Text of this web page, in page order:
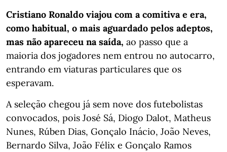
Cristiano Ronaldo viajou com a comitiva e era,
como habitual, o mais aguardado pelos adeptos,
mas não apareceu na saída, ao passo que a
maioria dos jogadores nem entrou no autocarro,
entrando em viaturas particulares que os
esperavam.
A seleção chegou já sem nove dos futebolistas
convocados, pois José Sá, Diogo Dalot, Matheus
Nunes, Rúben Dias, Gonçalo Inácio, João Neves,
Bernardo Silva, João Félix e Gonçalo Ramos